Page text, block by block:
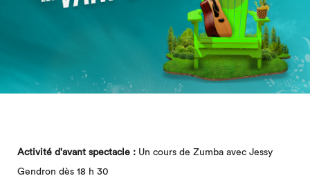
Activité d'avant spectacle : Un cours de Zumba avec Jessy
Gendron dès 18 h 30